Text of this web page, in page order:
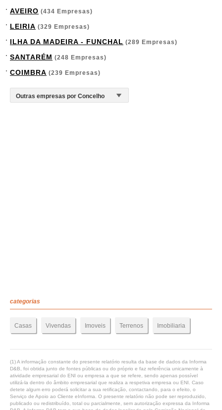
AVEIRO (434 Empresas)
LEIRIA (329 Empresas)
ILHA DA MADEIRA - FUNCHAL (289 Empresas)
SANTARÉM (248 Empresas)
COIMBRA (239 Empresas)
categorias
Casas Vivendas Imoveis Terrenos Imobiliaria
(1) A informação constante do presente relatório resulta da base de dados da Informa
D&B, foi obtida junto de fontes públicas ou do próprio e faz referência unicamente à
atividade empresarial do ENI ou empresa a que se refere, sendo apenas possível
utilizá-la dentro do âmbito empresarial que realiza a respetiva empresa ou ENI. Caso
detete algum erro poderá solicitar a sua retificação, contactando, para o efeito, o
Serviço de Apoio ao Cliente eInforma. O presente relatório não pode ser reproduzido,
publicado ou redistribuído, total ou parcialmente, sem autorização expressa da Informa